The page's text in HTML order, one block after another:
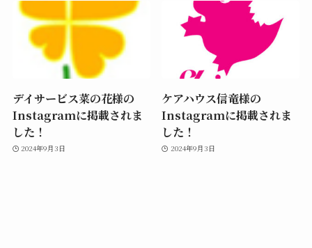
デイサービス菜の花様の
Instagramに掲載されま
した！
2024年9月3日
ケアハウス信竜様の
Instagramに掲載されま
した！
2024年9月3日